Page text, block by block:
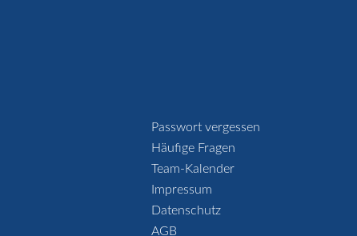
Passwort vergessen
Häufige Fragen
Team-Kalender
Impressum
Datenschutz
AGB